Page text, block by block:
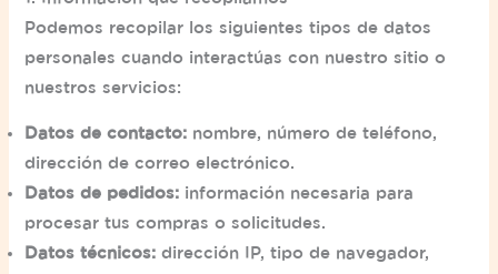
Podemos recopilar los siguientes tipos de datos
personales cuando interactúas con nuestro sitio o
nuestros servicios:
Datos de contacto: nombre, número de teléfono,
dirección de correo electrónico.
Datos de pedidos: información necesaria para
procesar tus compras o solicitudes.
Datos técnicos: dirección IP, tipo de navegador,